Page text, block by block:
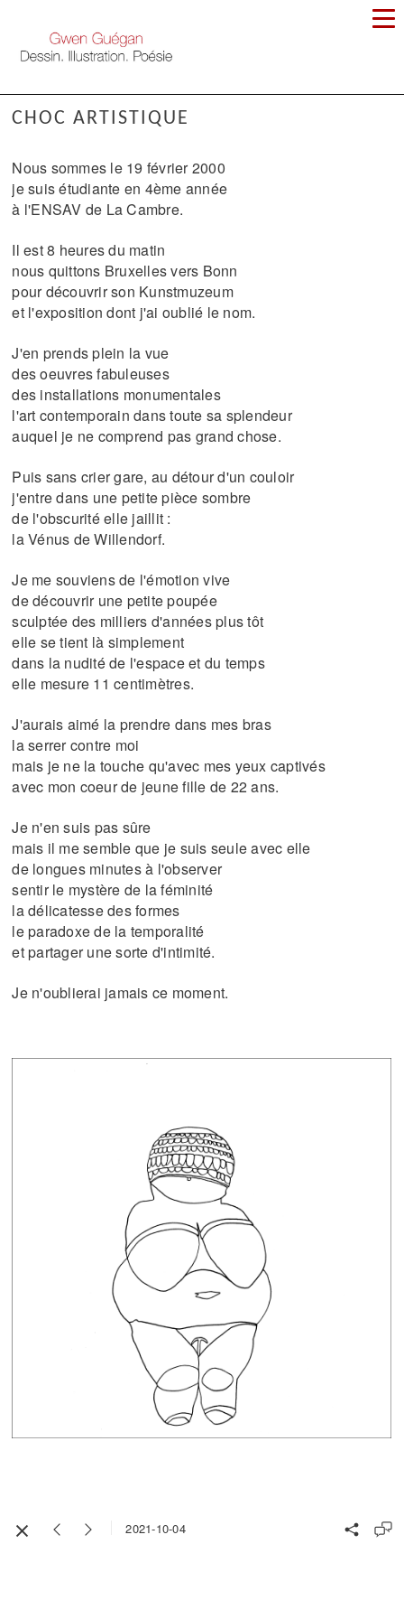
CHOC ARTISTIQUE
Nous sommes le 19 février 2000
je suis étudiante en 4ème année
à l'ENSAV de La Cambre.
Il est 8 heures du matin
nous quittons Bruxelles vers Bonn
pour découvrir son Kunstmuzeum
et l'exposition dont j'ai oublié le nom.
J'en prends plein la vue
des oeuvres fabuleuses
des installations monumentales
l'art contemporain dans toute sa splendeur
auquel je ne comprend pas grand chose.
Puis sans crier gare, au détour d'un couloir
j'entre dans une petite pièce sombre
de l'obscurité elle jaillit :
la Vénus de Willendorf.
Je me souviens de l'émotion vive
de découvrir une petite poupée
sculptée des milliers d'années plus tôt
elle se tient là simplement
dans la nudité de l'espace et du temps
elle mesure 11 centimètres.
J'aurais aimé la prendre dans mes bras
la serrer contre moi
mais je ne la touche qu'avec mes yeux captivés
avec mon coeur de jeune fille de 22 ans.
Je n'en suis pas sûre
mais il me semble que je suis seule avec elle
de longues minutes à l'observer
sentir le mystère de la féminité
la délicatesse des formes
le paradoxe de la temporalité
et partager une sorte d'intimité.
Je n'oublierai jamais ce moment.
2021-10-04